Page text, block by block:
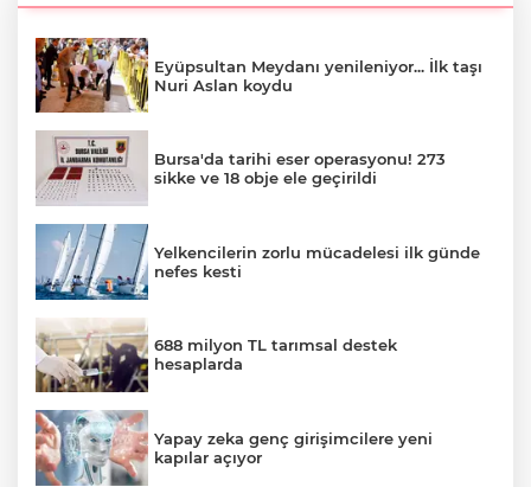
Eyüpsultan Meydanı yenileniyor... İlk taşı
Nuri Aslan koydu
Bursa'da tarihi eser operasyonu! 273
sikke ve 18 obje ele geçirildi
Yelkencilerin zorlu mücadelesi ilk günde
nefes kesti
688 milyon TL tarımsal destek
hesaplarda
Yapay zeka genç girişimcilere yeni
kapılar açıyor